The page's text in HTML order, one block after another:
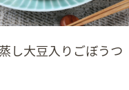
し大豆入りごぼうつ